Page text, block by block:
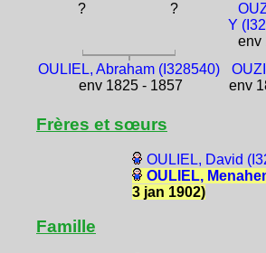
? ?
Y
env
OULIEL, Abraham (I328540)
env 1825 - 1857
env
Frères et sœurs
OULIEL, David
OULIEL,
3 jan 1902)
Famille